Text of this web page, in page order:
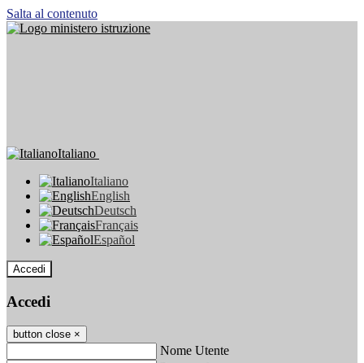
Salta al contenuto
Italiano
Italiano
English
Deutsch
Français
Español
Accedi
Accedi
button close ×
Nome Utente